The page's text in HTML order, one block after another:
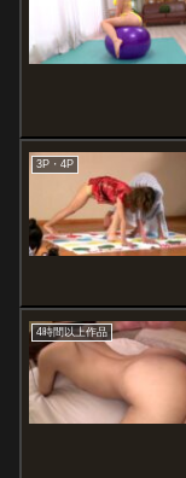
3P・4P
4時間以上作品